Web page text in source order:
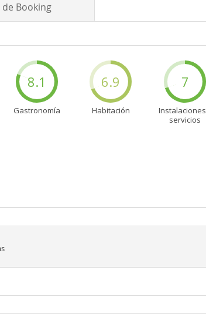
Booking
8.1
Gastronomía
6.9
Habitación
7
servicios